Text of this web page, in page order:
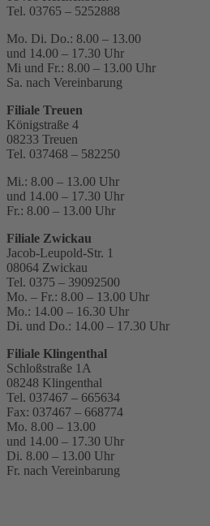
Tel. 03765 – 5252888
Mo. Di. Do.: 8.00 – 13.00
und 14.00 – 17.30 Uhr
Mi und Fr.: 8.00 – 13.00 Uhr
Sa. nach Vereinbarung
Filiale Treuen
Königstraße 4
08233 Treuen
Tel. 037468 – 582250
Mi.: 8.00 – 13.00 Uhr
und 14.00 – 17.30 Uhr
Fr.: 8.00 – 13.00 Uhr
Filiale Zwickau
Jacob-Leupold-Str. 1
08064 Zwickau
Tel. 0375 – 39092500
Mo. – Fr.: 8.00 – 13.00 Uhr
Mo.: 14.00 – 16.30 Uhr
Di. und Do.: 14.00 – 17.30 Uhr
Filiale Klingenthal
Schloßstraße 1A
08248 Klingenthal
Tel. 037467 – 665634
Fax: 037467 – 668774
Mo. 8.00 – 13.00
und 14.00 – 17.30 Uhr
Di. 8.00 – 13.00 Uhr
Fr. nach Vereinbarung